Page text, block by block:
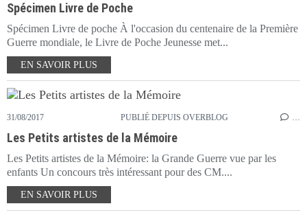
Spécimen Livre de Poche
Spécimen Livre de poche À l'occasion du centenaire de la Première
Guerre mondiale, le Livre de Poche Jeunesse met...
EN SAVOIR PLUS
31/08/2017 PUBLIÉ DEPUIS OVERBLOG
Les Petits artistes de la Mémoire
Les Petits artistes de la Mémoire: la Grande Guerre vue par les
enfants Un concours très intéressant pour des CM....
EN SAVOIR PLUS